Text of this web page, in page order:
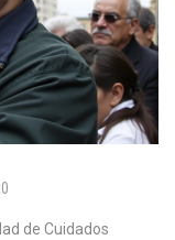
0
de Cuidados